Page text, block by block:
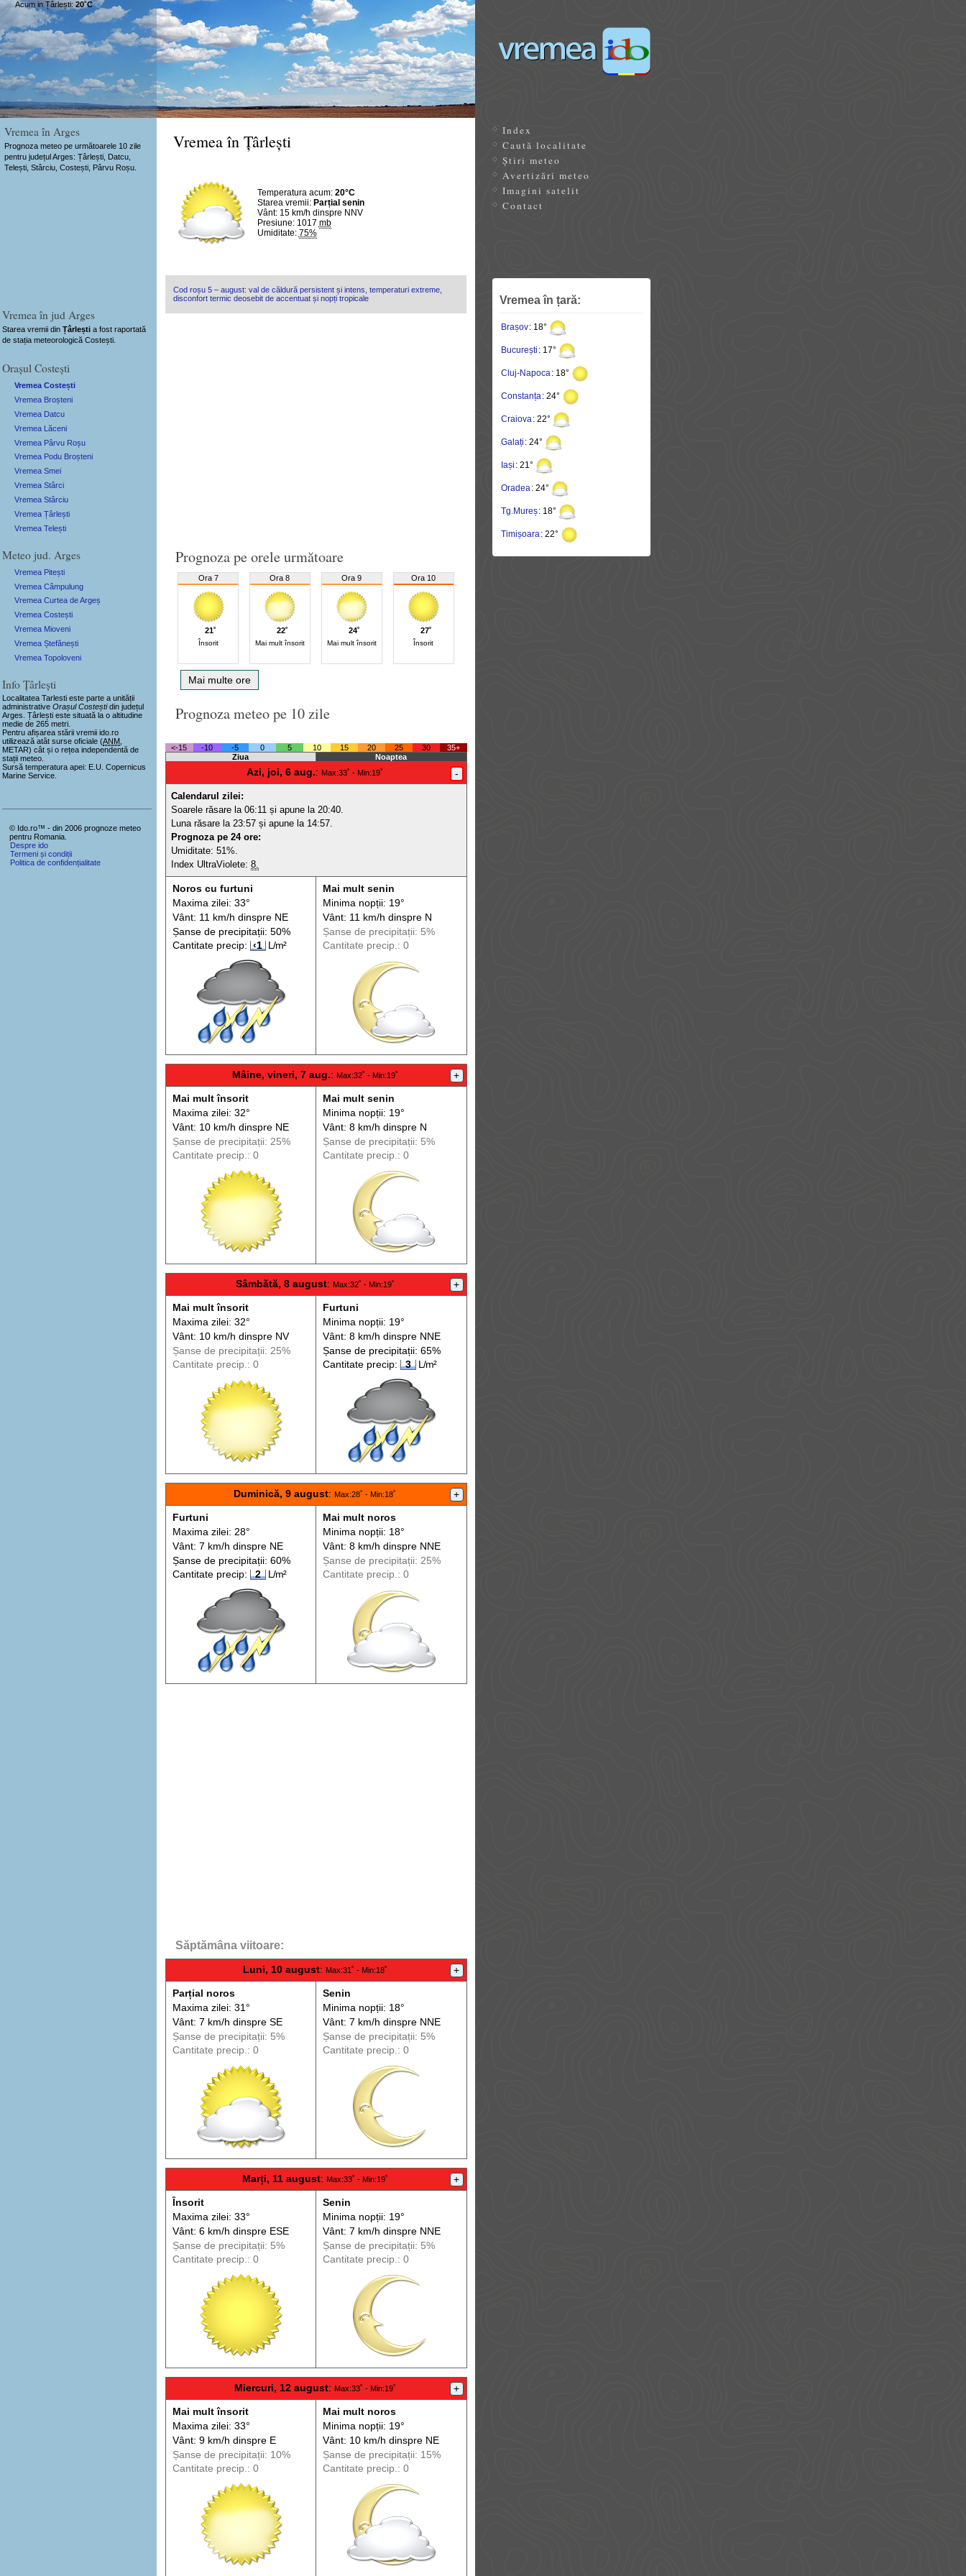
Vremea în Arges
Prognoza meteo pe următoarele 10 zile
pentru județul Arges: Țârlești, Datcu,
Telești, Stârciu, Costești, Pârvu Roșu.
Vremea în Țârlești
Temperatura acum: 20°C
Starea vremii: Parțial senin
Vânt: 15 km/h dinspre NNV
Presiune: 1017 mb
Umiditate: 75%
Acum in Țârlești: 20˚C
Cod roșu 5 – august: val de căldură persistent și intens, temperaturi extreme,
disconfort termic deosebit de accentuat și nopți tropicale
Prognoza pe orele următoare
Ora 7
21˚
Însorit
Ora 8
22˚
Mai mult însorit
Ora 9
24˚
Mai mult însorit
Ora 10
27˚
Însorit
Mai multe ore
Prognoza meteo pe 10 zile
<-15 -10 -5 0 5 10 15 20 25 30
35+
Ziua
Noaptea
Azi, joi, 6 aug.: Max:33˚ - Min:19˚ -
Calendarul zilei:
Soarele răsare la 06:11 și apune la 20:40.
Luna răsare la 23:57 și apune la 14:57.
Prognoza pe 24 ore:
Umiditate: 51%.
Index UltraViolete:8.
Noros cu furtuni
Maxima zilei: 33°
Vânt: 11 km/h dinspreNE
Șanse de precipitații: 50%
Cantitate precip:
‹1 L/m²
Mai mult senin
Minima nopții: 19°
Vânt: 11 km/h dinspreN
Șanse de precipitații: 5%
Cantitate precip.: 0
Mâine, vineri, 7 aug.: Max:32˚ - Min:19˚ +
Mai mult însorit
Maxima zilei: 32°
Vânt: 10 km/h dinspreNE
Șanse de precipitații: 25%
Cantitate precip.: 0
Mai mult senin
Minima nopții: 19°
Vânt: 8 km/h dinspreN
Șanse de precipitații: 5%
Cantitate precip.: 0
Sâmbătă, 8 august: Max:32˚ - Min:19˚ +
Mai mult însorit
Maxima zilei: 32°
Vânt: 10 km/h dinspreNV
Șanse de precipitații: 25%
Cantitate precip.: 0
Furtuni
Minima nopții: 19°
Vânt: 8 km/h dinspreNNE
Șanse de precipitații: 65%
Cantitate precip:
3 L/m²
Duminică, 9 august:Max:28˚ - Min:18˚ +
Furtuni
Maxima zilei: 28°
Vânt: 7 km/h dinspreNE
Șanse de precipitații: 60%
Cantitate precip:
2 L/m²
Mai mult noros
Minima nopții: 18°
Vânt: 8 km/h dinspreNNE
Șanse de precipitații: 25%
Cantitate precip.: 0
Săptămâna viitoare:
Luni, 10 august: Max:31˚ - Min:18˚ +
Parțial noros
Maxima zilei: 31°
Vânt: 7 km/h dinspreSE
Șanse de precipitații: 5%
Cantitate precip.: 0
Senin
Minima nopții: 18°
Vânt: 7 km/h dinspreNNE
Șanse de precipitații: 5%
Cantitate precip.: 0
Marți, 11 august: Max:33˚ - Min:19˚ +
Însorit
Maxima zilei: 33°
Vânt: 6 km/h dinspreESE
Șanse de precipitații: 5%
Cantitate precip.: 0
Senin
Minima nopții: 19°
Vânt: 7 km/h dinspreNNE
Șanse de precipitații: 5%
Cantitate precip.: 0
Miercuri, 12 august: Max:33˚ - Min:19˚ +
Mai mult însorit
Maxima zilei: 33°
Vânt: 9 km/h dinspreE
Șanse de precipitații: 10%
Cantitate precip.: 0
Mai mult noros
Minima nopții: 19°
Vânt: 10 km/h dinspreNE
Șanse de precipitații: 15%
Cantitate precip.: 0
Index
Caută localitate
Știri meteo
Avertizări meteo
Imagini satelit
Contact
Vremea în țară:
Brașov: 18°
București : 17°
Cluj-Napoca: 18°
Constanța: 24°
Craiova: 22°
Galați : 24°
Iași : 21°
Oradea: 24°
Tg.Mureș: 18°
Timișoara: 22°
Vremea în jud Arges
Starea vremii dinȚârlești a fost raportată
de stația meteorologică Costești.
Orașul Costești
Vremea Costești
Vremea Broșteni
Vremea Datcu
Vremea Lăceni
Vremea Pârvu Roșu
Vremea Podu Broșteni
Vremea Smei
Vremea Stârci
Vremea Stârciu
Vremea Țârlești
Vremea Telești
Meteo jud. Arges
Vremea Pitești
Vremea Câmpulung
Vremea Curtea de Argeș
Vremea Costești
Vremea Mioveni
Vremea Ștefănești
Vremea Topoloveni
Info Țârlești
Localitatea Tarlesti este parte a unității
administrativeOrașul Costeștidin județul
Arges. Țârlești este situată la o altitudine
medie de 265 metri.
Pentru afișarea stării vremii ido.ro
utilizează atât surse oficiale (ANM
METAR) cât și o rețea independentă de
stații meteo.
Sursă temperatura apei: E.U. Copernicus
Marine Service.
© Ido.ro™ - din 2006 prognoze meteo
pentru Romania.
Despre ido
Termeni și condiții
Politica de confidențialitate